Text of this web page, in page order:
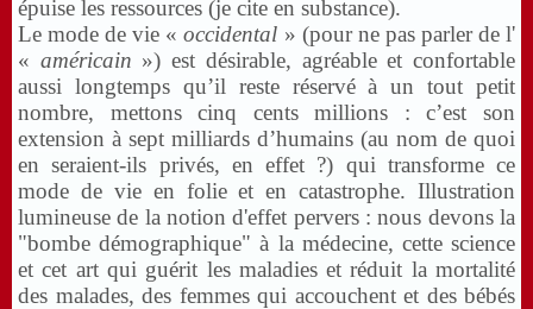
épuise les ressources (je cite en substance).
Le mode de vie «occidental » (pour ne pas parler de l'
« américain ») est désirable, agréable et confortable
aussi longtemps qu’il reste réservé à un tout petit
nombre, mettons cinq cents millions : c’est son
extension à sept milliards d’humains (au nom de quoi
en seraient-ils privés, en effet ?) qui transforme ce
mode de vie en folie et en catastrophe. Illustration
lumineuse de la notion d'effet pervers : nous devons la
"bombe démographique" à la médecine, cette science
et cet art qui guérit les maladies et réduit la mortalité
des malades, des femmes qui accouchent et des bébés